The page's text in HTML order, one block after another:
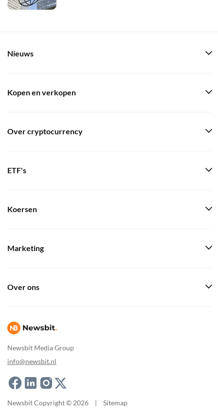
Newsbit Media Group
info@newsbit.nl
Nieuws
Kopen en verkopen
Over cryptocurrency
ETF's
Koersen
Marketing
Over ons
Newsbit Copyright © 2026 | Sitemap